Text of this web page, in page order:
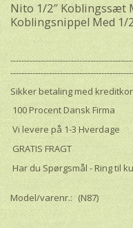
Nito 1/2″ Koblingssæt
Koblingsnippel Med 1/
Sikker betaling med
100 Procent Dansk Firma
Vi levere på 1-3 Hverdage
GRATIS FRAGT
Har du Spørgsmål - Ring til
Model/varenr.: (N87)